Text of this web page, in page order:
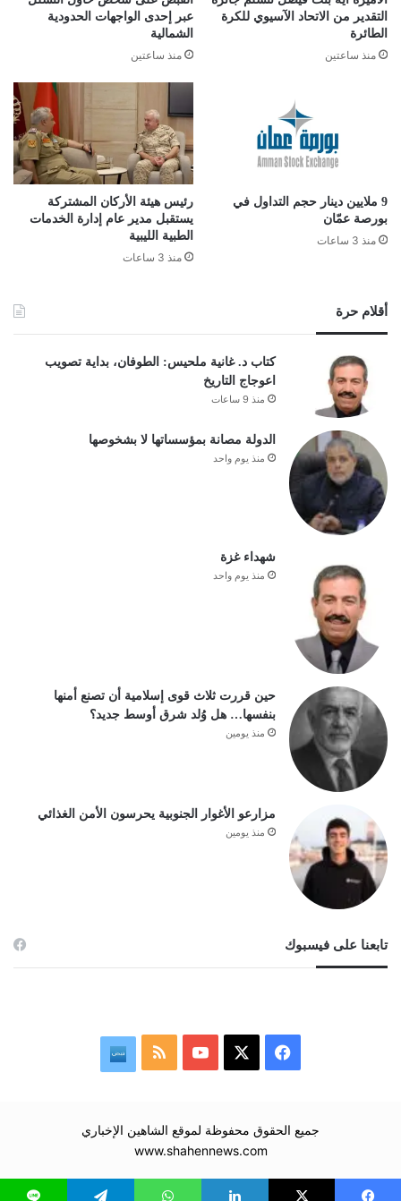
التقدير من الاتحاد الآسيوي للكرة
الطائرة
منذ ساعتين
عبر إحدى الواجهات الحدودية
الشمالية
منذ ساعتين
9 ملايين دينار حجم التداول في
بورصة عمّان
منذ 3 ساعات
رئيس هيئة الأركان المشتركة
يستقبل مدير عام إدارة الخدمات
الطبية الليبية
منذ 3 ساعات
أقلام حرة
كتاب د. غانية ملحيس: الطوفان، بداية تصويب
اعوجاج التاريخ
منذ 9 ساعات
الدولة مصانة بمؤسساتها لا بشخوصها
منذ يوم واحد
شهداء غزة
منذ يوم واحد
حين قررت ثلاث قوى إسلامية أن تصنع أمنها
بنفسها… هل وُلد شرق أوسط جديد؟
منذ يومين
مزارعو الأغوار الجنوبية يحرسون الأمن الغذائي
منذ يومين
تابعنا على فيسبوك
فيسبوك ‫YouTubeملخص
RSS
جميع الحقوق محفوظة لموقع الشاهين الإخباري
www.shahennews.com